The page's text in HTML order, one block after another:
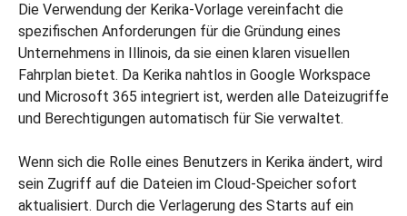
Die Verwendung der Kerika-Vorlage vereinfacht die
spezifischen Anforderungen für die Gründung eines
Unternehmens in Illinois, da sie einen klaren visuellen
Fahrplan bietet. Da Kerika nahtlos in Google Workspace
und Microsoft 365 integriert ist, werden alle Dateizugriffe
und Berechtigungen automatisch für Sie verwaltet.
Wenn sich die Rolle eines Benutzers in Kerika ändert, wird
sein Zugriff auf die Dateien im Cloud-Speicher sofort
aktualisiert. Durch die Verlagerung des Starts auf ein